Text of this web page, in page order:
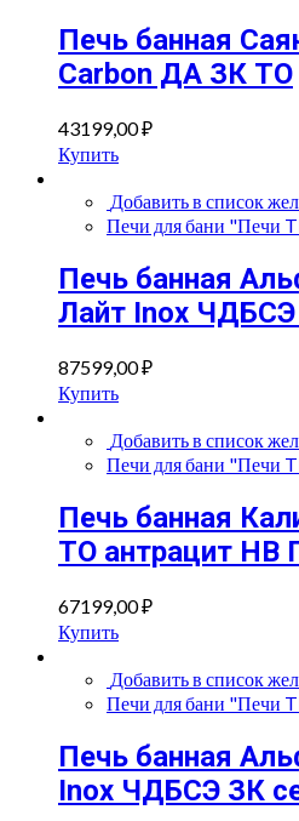
Печь банная
Сarbon ДА ЗК ТО
43199,00₽
Купить
Добавить в список
Печи для бани "Печи
Печь банная
Лайт Inox ЧДБСЭ
87599,00₽
Купить
Добавить в список
Печи для бани "Печи
Печь банная
ТО антрацит НВ
67199,00₽
Купить
Добавить в список
Печи для бани "Печи
Печь банная
Inox ЧДБСЭ ЗК